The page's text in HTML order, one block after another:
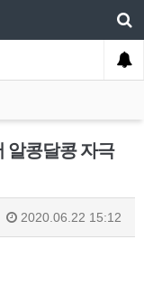
알콩달콩 자극
2020.06.22 15:12